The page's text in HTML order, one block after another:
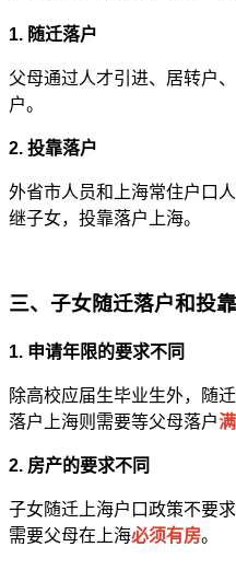
1. 随迁落户
父母通过人才引进、居转户
户。
2. 投靠落户
外省市人员和上海常住户口
继子女，投靠落户上海。
三、子女随迁落户和投
1. 申请年限的要求不同
除高校应届生毕业生外，随
落户上海则需要等父母落户
2. 房产的要求不同
子女随迁上海户口政策不要
需要父母在上海必须有房。